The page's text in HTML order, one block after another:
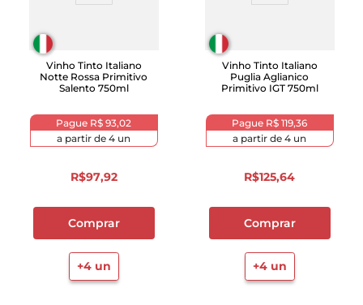
Vinho Tinto Italiano
Notte Rossa Primitivo
Salento 750ml
Pague R$ 93,02
a partir de 4 un
R$97,92
Comprar
+4un
Vinho Tinto Italiano
Puglia Aglianico
Primitivo IGT 750ml
Pague R$ 119,36
a partir de 4 un
R$125,64
Comprar
+4un